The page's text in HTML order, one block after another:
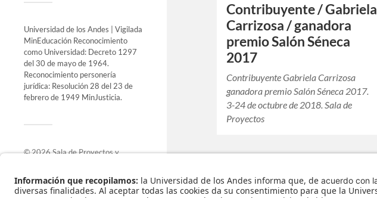
Universidad de los Andes | Vigilada
MinEducación Reconocimiento
como Universidad: Decreto 1297
del 30 de mayo de 1964.
Reconocimiento personería
jurídica: Resolución 28 del 23 de
febrero de 1949 MinJusticia.
© 2026Sala de Proyectos y
Funciona con
.
Tema deAnders Norén.
Contribuyente / Gabriela
Carrizosa / ganadora
premio Salón Séneca
2017
Contribuyente Gabriela Carrizosa
ganadora premio Salón Séneca 2017.
3-24 de octubre de 2018. Sala de
Proyectos